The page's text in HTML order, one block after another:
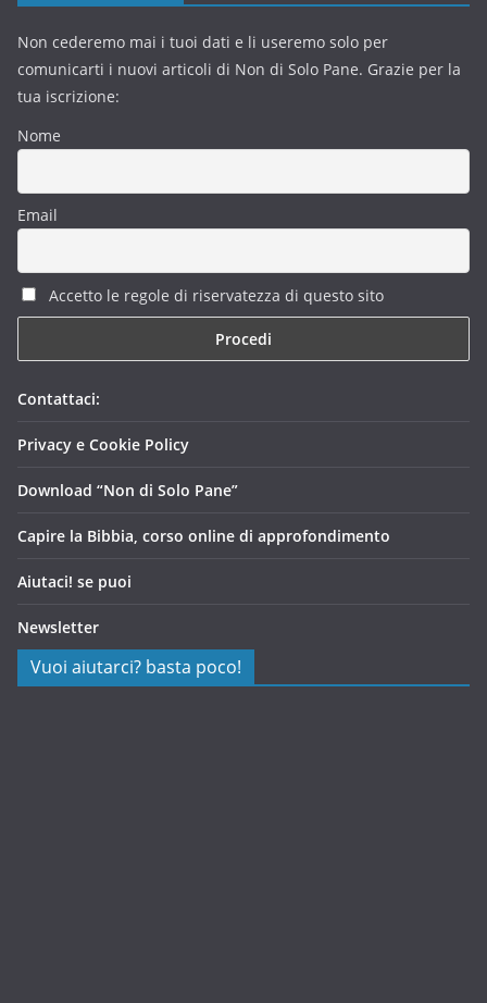
Non cederemo mai i tuoi dati e li useremo solo per
comunicarti i nuovi articoli di Non di Solo Pane. Grazie per la
tua iscrizione:
Nome
Email
Accetto le regole di riservatezza di questo sito
Contattaci:
Privacy e Cookie Policy
Download “Non di Solo Pane”
Capire la Bibbia, corso online di approfondimento
Aiutaci! se puoi
Newsletter
Vuoi aiutarci? basta poco!